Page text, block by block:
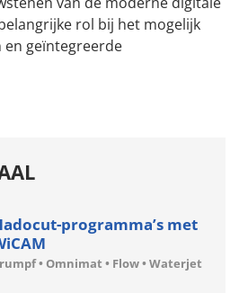
rol bij het mogelijk
en geïntegreerde
programma’s met
• Omnimat • Flow • Waterjet